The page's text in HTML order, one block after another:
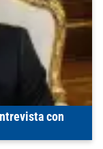
con